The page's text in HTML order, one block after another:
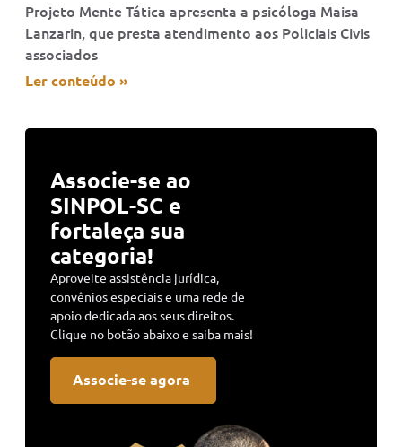
Projeto Mente Tática apresenta a psicóloga Maisa
Lanzarin, que presta atendimento aos Policiais Civis
associados
Ler conteúdo »
Associe-se ao
SINPOL-SC e
fortaleça sua
categoria!
Aproveite assistência jurídica,
convênios especiais e uma rede de
apoio dedicada aos seus direitos.
Clique no botão abaixo e saiba mais!
Associe-se agora